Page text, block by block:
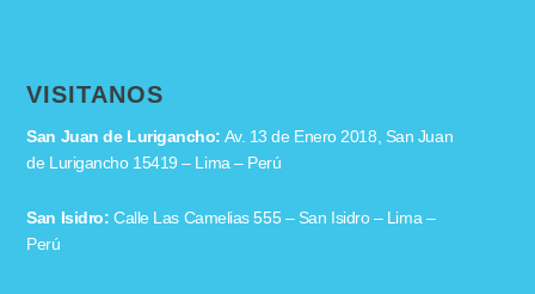
VISITANOS
San Juan de Lurigancho: Av. 13 de Enero 2018, San Juan
de Lurigancho 15419 – Lima – Perú
San Isidro: Calle Las Camelias 555 – San Isidro – Lima –
Perú